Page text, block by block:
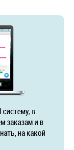
в
заказам и в
на какой